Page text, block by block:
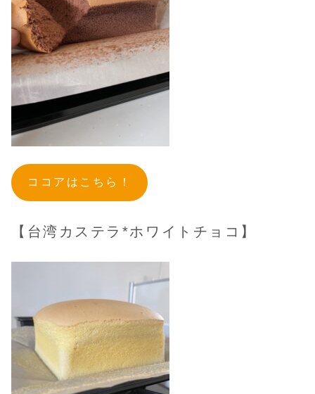
ココアはこちら！
【台湾カステラ*ホワイトチョコ】